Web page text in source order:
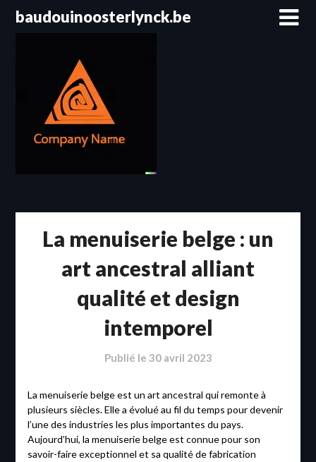
Passerbaudouinoosterlynck.be
La menuiserie belge : un
art ancestral alliant
qualité et design
intemporel
Publié le 30 avril 2023
La menuiserie belge est un art ancestral qui remonte à
plusieurs siècles. Elle a évolué au fil du temps pour devenir
l’une des industries les plus importantes du pays.
Aujourd’hui, la menuiserie belge est connue pour son
savoir-faire exceptionnel et sa qualité de fabrication